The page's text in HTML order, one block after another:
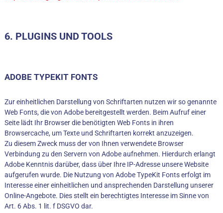
6. PLUGINS UND TOOLS
ADOBE TYPEKIT FONTS
Zur einheitlichen Darstellung von Schriftarten nutzen wir so genannte
Web Fonts, die von Adobe bereitgestellt werden. Beim Aufruf einer
Seite lädt Ihr Browser die benötigten Web Fonts in ihren
Browsercache, um Texte und Schriftarten korrekt anzuzeigen.
Zu diesem Zweck muss der von Ihnen verwendete Browser
Verbindung zu den Servern von Adobe aufnehmen. Hierdurch erlangt
Adobe Kenntnis darüber, dass über Ihre IP-Adresse unsere Website
aufgerufen wurde. Die Nutzung von Adobe TypeKit Fonts erfolgt im
Interesse einer einheitlichen und ansprechenden Darstellung unserer
Online-Angebote. Dies stellt ein berechtigtes Interesse im Sinne von
Art. 6 Abs. 1 lit. f DSGVO dar.